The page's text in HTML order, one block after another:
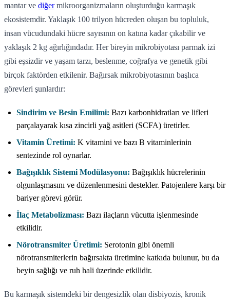
mantar ve diğermikroorganizmaların oluşturduğu karmaşık
ekosistemdir. Yaklaşık 100 trilyon hücreden oluşan bu topluluk,
insan vücudundaki hücre sayısının on katına kadar çıkabilir ve
yaklaşık 2 kg ağırlığındadır. Her bireyin mikrobiyotası parmak izi
gibi eşsizdir ve yaşam tarzı, beslenme, coğrafya ve genetik gibi
birçok faktörden etkilenir. Bağırsak mikrobiyotasının başlıca
görevleri şunlardır:
Sindirim ve Besin Emilimi: Bazı karbonhidratları ve lifleri
parçalayarak kısa zincirli yağ asitleri (SCFA) üretirler.
Vitamin Üretimi: K vitamini ve bazı B vitaminlerinin
sentezinde rol oynarlar.
Bağışıklık Sistemi Modülasyonu: Bağışıklık hücrelerinin
olgunlaşmasını ve düzenlenmesini destekler. Patojenlere karşı bir
bariyer görevi görür.
İlaç Metabolizması: Bazı ilaçların vücutta işlenmesinde
etkilidir.
Nörotransmiter Üretimi: Serotonin gibi önemli
nörotransmiterlerin bağırsakta üretimine katkıda bulunur, bu da
beyin sağlığı ve ruh hali üzerinde etkilidir.
Bu karmaşık sistemdeki bir dengesizlik olan disbiyozis, kronik